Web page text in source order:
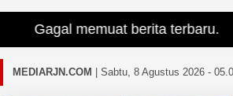
Gagal memuat berita terbaru.
MEDIARJN.COM Sabtu, 8 Agustus 2026 -